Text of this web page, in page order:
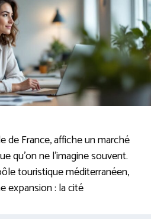
de France, affiche un marché
qu’on ne l’imagine souvent.
touristique méditerranéen,
expansion : la cité